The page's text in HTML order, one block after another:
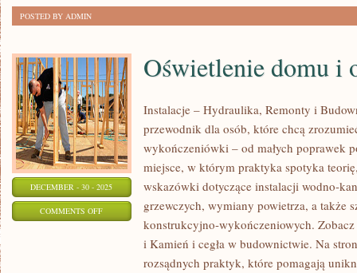
POSTED BY ADMIN
DECEMBER - 30 - 2025
COMMENTS OFFON
OŚWIETLENIE
Oświetlenie domu i
Instalacje – Hydraulika, Remonty i
przewodnik dla osób, które chcą
wykończeniówki – od małych poprawek
miejsce, w którym praktyka spotyka
wskazówki dotyczące instalacji wodno-
grzewczych, wymiany powietrza, a także
konstrukcyjno-wykończeniowych.
i Kamień i cegła w budownictwie. Na
rozsądnych praktyk, które pomagają